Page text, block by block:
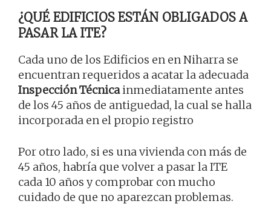
¿QUÉ EDIFICIOS ESTÁN OBLIGADOS A
PASAR LA ITE?
Cada uno de los Edificios en en Niharra se
encuentran requeridos a acatar la adecuada
Inspección Técnicainmediatamente antes
de los 45 años de antiguedad, la cual se halla
incorporada en el propio registro
Por otro lado, si es una vivienda con más de
45 años, habría que volver a pasar la ITE
cada 10 años y comprobar con mucho
cuidado de que no aparezcan problemas.